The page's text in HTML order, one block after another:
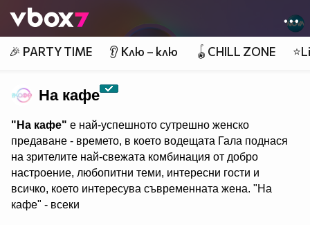
👾
🎉 PARTY TIME 👂 Клю – клю 🪀CHILL ZONE
На кафе
"На кафе" е най-успешното сутрешно женско
предаване - времето, в което водещата Гала поднася
на зрителите най-свежата комбинация от добро
настроение, любопитни теми, интересни гости и
всичко, което интересува съвременната жена. "На
кафе" - всеки